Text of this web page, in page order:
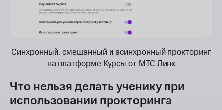
Синхронный, смешанный и асинхронный прокторинг
на платформе Курсы от МТС Линк
Что нельзя делать ученику при
использовании прокторинга